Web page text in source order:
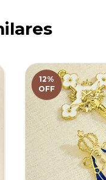
12%
OFF